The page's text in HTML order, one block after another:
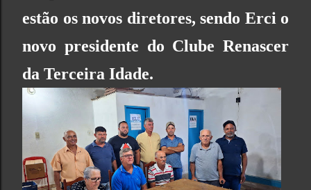
estão os novos diretores, sendo Erci o
novo presidente do Clube Renascer
da Terceira Idade.